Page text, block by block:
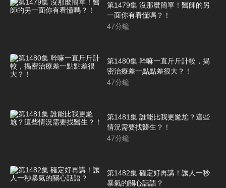
第1479集 沒那麼簡單！醫師的另
一面你有看懂嗎？！
47分鐘
第1480集 幹嘛一直斤斤計較，揭
密治療差一點點差很大？！
47分鐘
第1481集 誰能比我更尷尬？這些
情況需要找醫生？！
47分鐘
第1482集 確定好再講！讓人一秒
暴氣的關心話語？